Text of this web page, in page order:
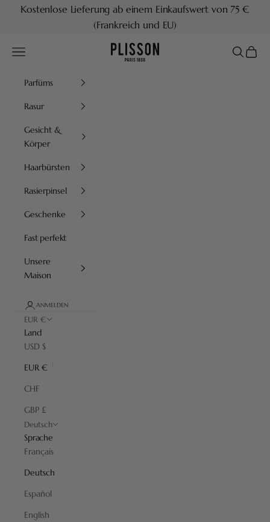
Zum Inhalt springen
Kostenlose Lieferung ab einem Einkaufswert von 75 €
(Frankreich und EU)
Plisson 1808
Menü Suchen
Parfüms
Rasur
Gesicht &
Körper
Haarbürsten
Rasierpinsel
Geschenke
Fast perfekt
Unsere
Maison
ANMELDEN
EUR €
Land
USD $
EUR €
CHF
GBP £
Deutsch
Sprache
Français
Deutsch
Español
English